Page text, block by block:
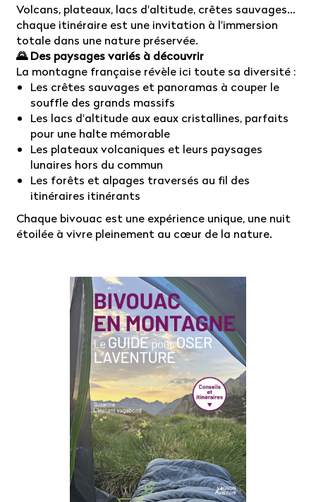
Volcans, plateaux, lacs d'altitude, crêtes sauvages…
chaque itinéraire est une invitation à l'immersion
totale dans une nature préservée.
🌄 Des paysages variés à découvrir
La montagne française révèle ici toute sa diversité :
Les crêtes sauvages et panoramas à couper le
souffle des grands massifs
Les lacs d'altitude aux eaux cristallines, parfaits
pour une halte mémorable
Les plateaux volcaniques et leurs paysages
lunaires hors du commun
Les forêts et alpages traversés au fil des
itinéraires itinérants
Chaque bivouac est une expérience unique, une nuit
étoilée à vivre pleinement au cœur de la nature.